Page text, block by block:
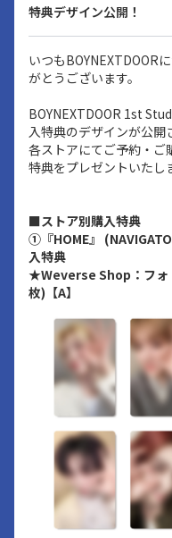
特典デザイン公開！
いつもBOYNEXTDOOR
がとうございます。
BOYNEXTDOOR 1st
入特典のデザインが公開
各ストアにてご予約・ご
特典をプレゼントいたし
■ストア別購入特典
①『HOME』
入特典
★Weverse Shop：フォ
枚)【A】